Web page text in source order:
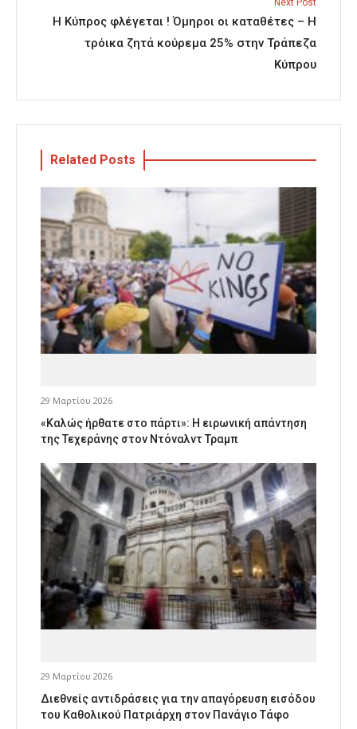
Next Post
Η Κύπρος φλέγεται ! Όμηροι οι καταθέτες – Η
τρόικα ζητά κούρεμα 25% στην Τράπεζα
Κύπρου
Related Posts
29 Μαρτίου 2026
«Καλώς ήρθατε στο πάρτι»: Η ειρωνική απάντηση
της Τεχεράνης στον Ντόναλντ Τραμπ
29 Μαρτίου 2026
Διεθνείς αντιδράσεις για την απαγόρευση εισόδου
του Καθολικού Πατριάρχη στον Πανάγιο Τάφο